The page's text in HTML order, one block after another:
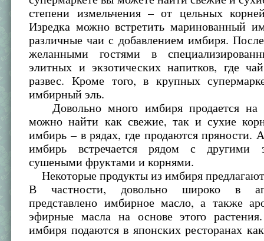
степени измельчения – от цельных
Изредка можно встретить маринованный
различные чаи с добавлением имбиря.
желанными гостями в
элитных и экзотических напитков, где
развес. Кроме того, в крупных
имбирный эль.
Довольно много имбиря продается на
можно найти как свежие, так и сухие
имбирь – в рядах, где продаются пряности.
имбирь встречается рядом с другими
сушеными фруктами и корнями.
Некоторые продукты из имбиря
В частности, довольно широко в
представлено имбирное масло, а также
эфирные масла на основе этого
имбиря подаются в японских ресторанах